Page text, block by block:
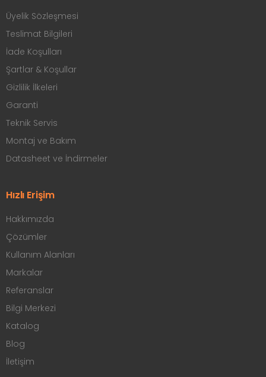
Üyelik Sözleşmesi
Teslimat Bilgileri
İade Koşulları
Şartlar & Koşullar
Gizlilik İlkeleri
Garanti
Teknik Servis
Montaj ve Bakım
Datasheet ve İndirmeler
Hızlı Erişim
Hakkımızda
Çözümler
Kullanım Alanları
Markalar
Referanslar
Bilgi Merkezi
Katalog
Blog
İletişim